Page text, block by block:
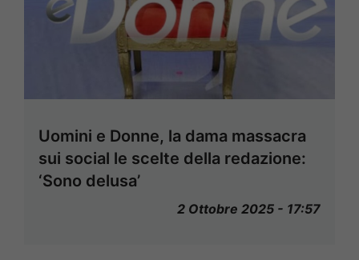
Uomini e Donne, la dama massacra
sui social le scelte della redazione:
‘Sono delusa’
2 Ottobre 2025 - 17:57